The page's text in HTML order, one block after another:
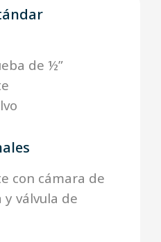
de ½”
con cámara de
válvula de